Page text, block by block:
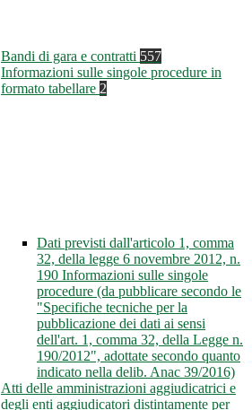
Bandi di gara e contratti 557
Informazioni sulle singole procedure in
formato tabellare 2
Dati previsti dall'articolo 1, comma
32, della legge 6 novembre 2012, n.
190 Informazioni sulle singole
procedure (da pubblicare secondo le
"Specifiche tecniche per la
pubblicazione dei dati ai sensi
dell'art. 1, comma 32, della Legge n.
190/2012", adottate secondo quanto
indicato nella delib. Anac 39/2016)
Atti delle amministrazioni aggiudicatrici e
degli enti aggiudicatori distintamente per